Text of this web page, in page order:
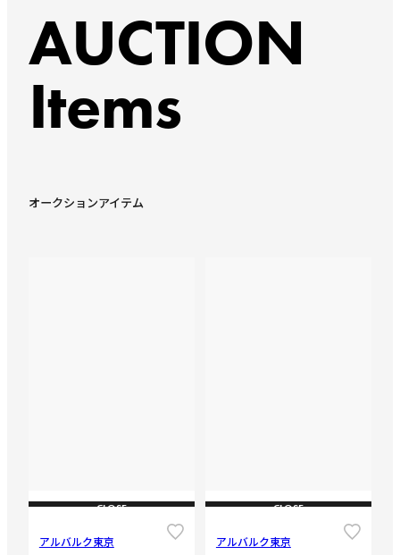
AUCTION
Items
オークションアイテム
CLOSE
アルバルク東京
CLOSE
アルバルク東京